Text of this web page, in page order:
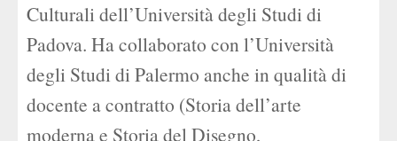
Culturali dell’Università degli Studi di
Padova. Ha collaborato con l’Università
degli Studi di Palermo anche in qualità di
docente a contratto (Storia dell’arte
moderna e Storia del Disegno,